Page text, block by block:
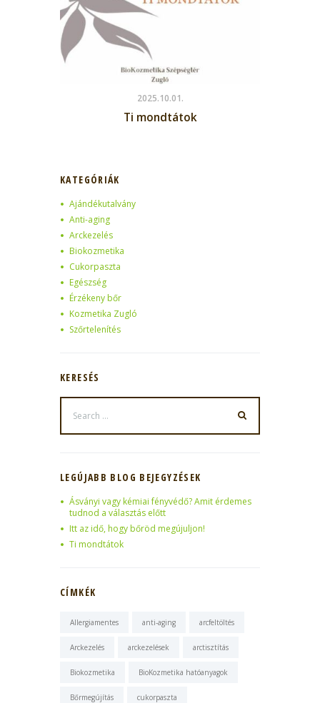
2025.10.01.
Ti mondtátok
KATEGÓRIÁK
Ajándékutalvány
Anti-aging
Arckezelés
Biokozmetika
Cukorpaszta
Egészség
Érzékeny bőr
Kozmetika Zugló
Szőrtelenítés
KERESÉS
LEGÚJABB BLOG BEJEGYZÉSEK
Ásványi vagy kémiai fényvédő? Amit érdemes
tudnod a választás előtt
Itt az idő, hogy bőröd megújuljon!
Ti mondtátok
CÍMKÉK
Allergiamentes anti-aging arcfeltöltés
Arckezelés arckezelések arctisztítás
Biokozmetika BioKozmetika hatóanyagok
Bőrmegújítás cukorpaszta